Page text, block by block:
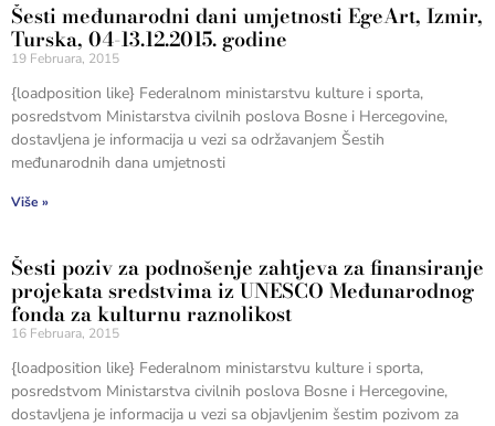
Šesti međunarodni dani umjetnosti EgeArt, Izmir,
Turska, 04-13.12.2015. godine
19 Februara, 2015
{loadposition like} Federalnom ministarstvu kulture i sporta,
posredstvom Ministarstva civilnih poslova Bosne i Hercegovine,
dostavljena je informacija u vezi sa održavanjem Šestih
međunarodnih dana umjetnosti
Više »
Šesti poziv za podnošenje zahtjeva za finansiranje
projekata sredstvima iz UNESCO Međunarodnog
fonda za kulturnu raznolikost
16 Februara, 2015
{loadposition like} Federalnom ministarstvu kulture i sporta,
posredstvom Ministarstva civilnih poslova Bosne i Hercegovine,
dostavljena je informacija u vezi sa objavljenim šestim pozivom za